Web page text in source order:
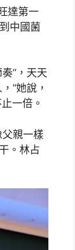
達第一
中國菌
”，天天
”她說，
一倍。
親一樣
。林占